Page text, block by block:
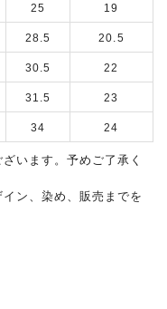
25 19
28.5 20.5
30.5 22
31.5 23
34 24
います。予めご了承く
ン、染め、販売までを